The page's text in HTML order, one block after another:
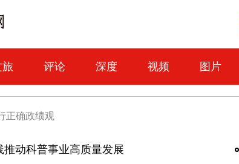
旅 评论 深度 视频 图片
正确政绩观
动科普事业高质量发展